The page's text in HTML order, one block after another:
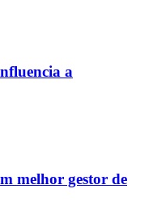
a
melhor gestor de